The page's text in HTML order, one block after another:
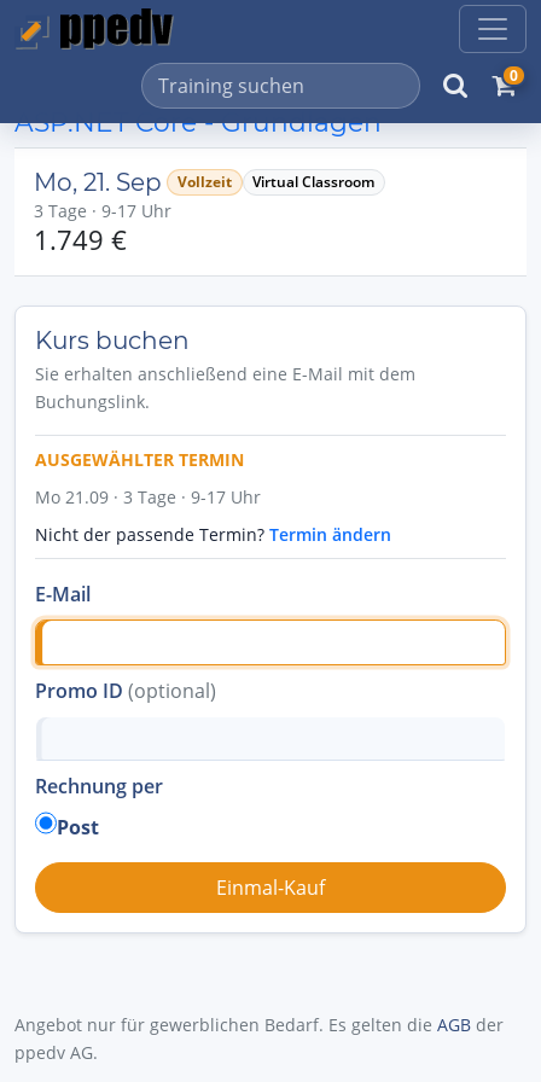
0
ASP.NET Core - Grundlagen
Mo, 21. Sep Vollzeit Virtual Classroom
3 Tage · 9-17 Uhr
1.749 €
Kurs buchen
Sie erhalten anschließend eine E-Mail mit dem
Buchungslink.
AUSGEWÄHLTER TERMIN
Mo 21.09 · 3 Tage · 9-17 Uhr
Nicht der passende Termin? Termin ändern
E-Mail
Promo ID (optional)
Rechnung per
Post
Angebot nur für gewerblichen Bedarf. Es gelten die AGB der
ppedv AG.